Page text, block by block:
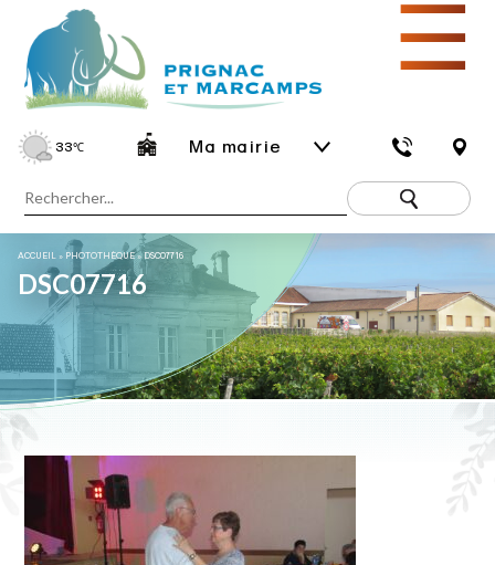
33℃ Ma mairie
☰
ACCUEIL » PHOTOTHÈQUE»DSC07716
DSC07716